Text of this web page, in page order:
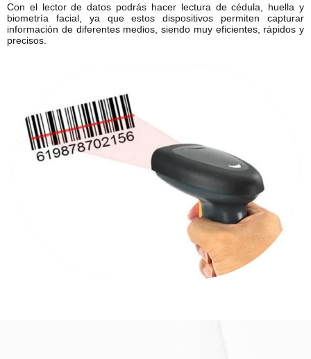
Con el lector de datos podrás hacer lectura de cédula, huella y
biometría facial, ya que estos dispositivos permiten capturar
información de diferentes medios, siendo muy eficientes, rápidos y
precisos.